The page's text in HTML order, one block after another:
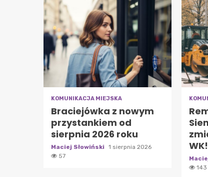
KOMUNIKACJA MIEJSKA
Braciejówka z nowym
przystankiem od
sierpnia 2026 roku
Maciej Słowiński
1 sierpnia 2026
57
WK!
143